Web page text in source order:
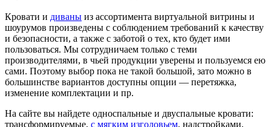
Кровати и диваны из ассортимента виртуальной витрины и
шоурумов произведены с соблюдением требований к качеству
и безопасности, а также с заботой о тех, кто будет ими
пользоваться. Мы сотрудничаем только с теми
производителями, в чьей продукции уверены и пользуемся ею
сами. Поэтому выбор пока не такой большой, зато можно в
большинстве вариантов доступны опции — перетяжка,
изменение комплектации и пр.
На сайте вы найдете односпальные и двуспальные кровати:
трансформируемые, с мягким изголовьем, надстройками,